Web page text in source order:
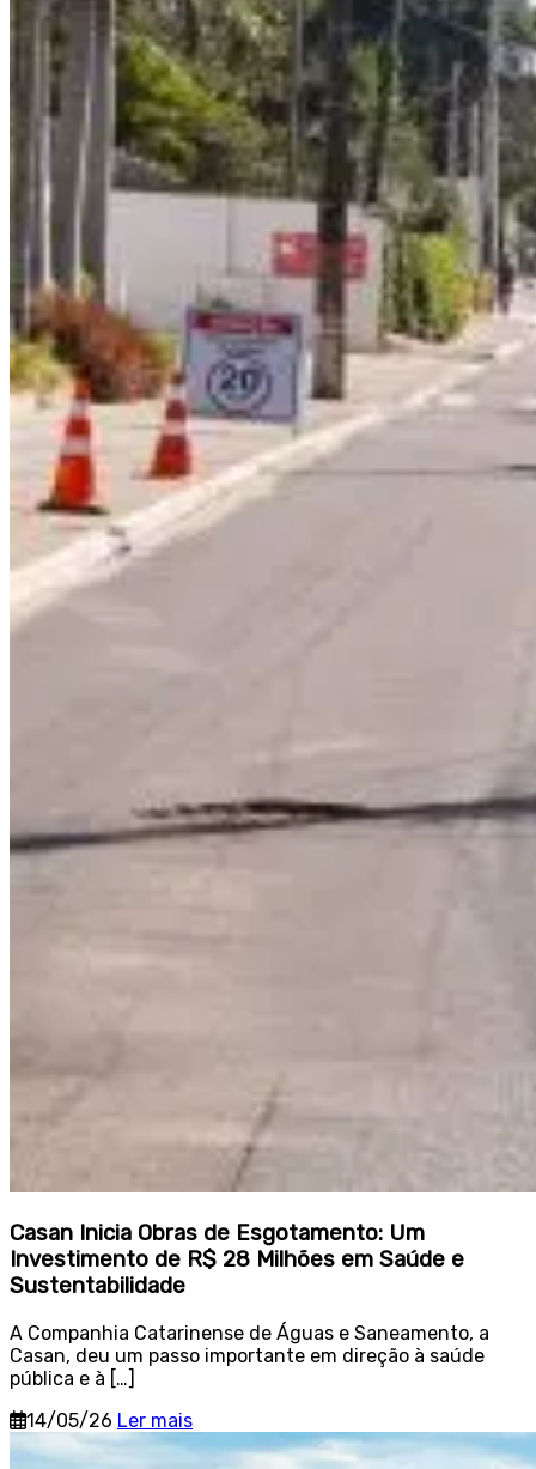
Casan Inicia Obras de Esgotamento: Um
Investimento de R$ 28 Milhões em Saúde e
Sustentabilidade
A Companhia Catarinense de Águas e Saneamento, a
Casan, deu um passo importante em direção à saúde
pública e à […]
14/05/26 Ler mais